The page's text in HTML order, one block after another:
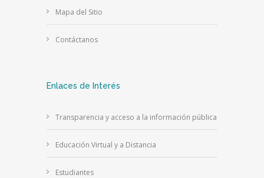
Mapa del Sitio
Contáctanos
Enlaces de Interés
Transparencia y acceso a la información pública
Educación Virtual y a Distancia
Estudiantes